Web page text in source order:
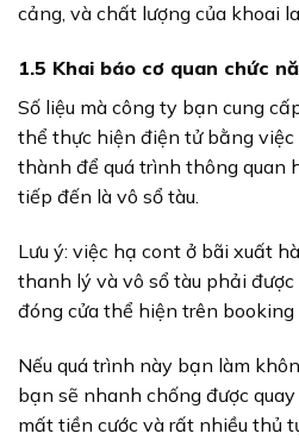
cảng, và chất lượng của khoai
1.5 Khai báo cơ quan chức
Số liệu mà công ty bạn cung
thể thực hiện điện tử bằng việc
thành để quá trình thông quan
tiếp đến là vô sổ tàu.
Lưu ý: việc hạ cont ở bãi xuất
thanh lý và vô sổ tàu phải
đóng cửa thể hiện trên booking
Nếu quá trình này bạn làm
bạn sẽ nhanh chống được
mất tiền cước và rất nhiều thủ